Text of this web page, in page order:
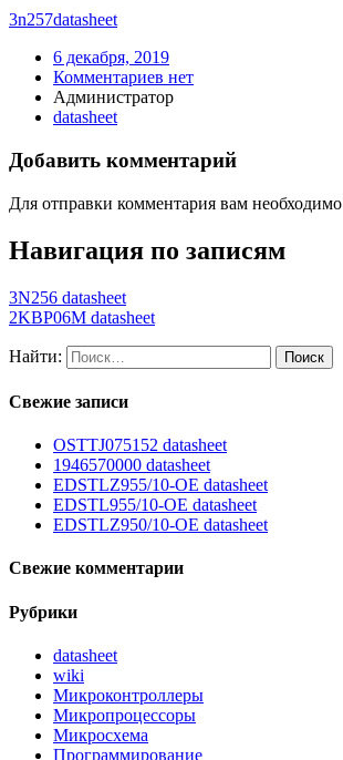
3n257datasheet
6 декабря, 2019
Комментариев нет
Администратор
datasheet
Добавить комментарий
Для отправки комментария вам необходимо
Навигация по записям
3N256 datasheet
2KBP06M datasheet
Найти:
Свежие записи
OSTTJ075152 datasheet
1946570000 datasheet
EDSTLZ955/10-OE datasheet
EDSTL955/10-OE datasheet
EDSTLZ950/10-OE datasheet
Свежие комментарии
Рубрики
datasheet
wiki
Микроконтроллеры
Микропроцессоры
Микросхема
Программирование